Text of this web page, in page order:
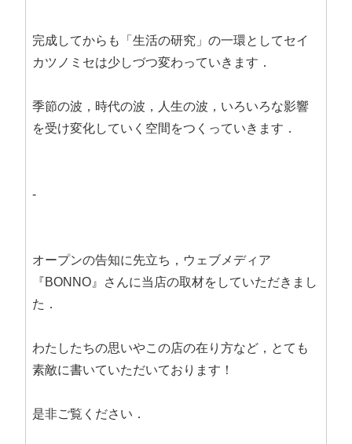
完成してからも「生活の研究」の一環としてセイ
カツノミセは少しづつ変わっていきます．
季節の波，時代の波，人生の波，いろいろな影響
を受け変化していく空間をつくっていきます．
-
オープンの告知に先立ち，ウェブメディア
『BONNO』さんに当店の取材をしていただきまし
た．
わたしたちの思いやこの店の在り方など，とても
素敵に書いていただいております！
是非ご覧ください．